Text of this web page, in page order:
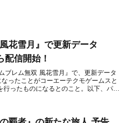
花雪月』で更新データ
信開始！
ブレム無双 風花雪月』で、更新データ
ったことがコーエーテクモゲームスと
ったものになるとのこと。以下、パッ